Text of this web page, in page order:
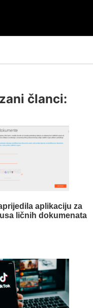
članci:
aplikaciju za
ličnih dokumenata